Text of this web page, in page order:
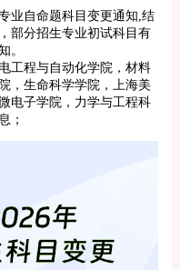
业自命题科目变更通知,结
部分招生专业初试科目有
。
工程与自动化学院，材料
，生命科学学院，上海美
电子学院，力学与工程科
；